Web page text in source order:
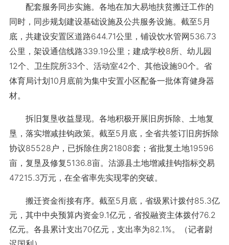
配套服务同步实施。各地在加大易地扶贫搬迁工作的
同时，同步规划建设基础设施及公共服务设施。截至5月
底，共建设安置区道路644.71公里，铺设饮水管网536.73
公里，架设通信线路339.19公里；建成学校8所、幼儿园
12个、卫生院所33个、活动室42个、其他设施90个。省
体育局计划10月底前为集中安置小区配备一批体育健身器
材。
拆旧复垦收益显现。各地积极开展旧房拆除、土地复
垦，落实增减挂钩政策。截至5月底，全省共签订旧房拆除
协议85528户，已拆除住房21808套；省批复土地19596
亩，复垦及修复5136.8亩。沽源县土地增减挂钩指标交易
47215.3万元，在全省率先实现零的突破。
搬迁资金衔接有序。截至5月底，省级累计拨付85.3亿
元，其中中央预算内资金9.1亿元，省投融资主体拨付76.2
亿元。各县累计支出70亿元，支出率为82.1%。（记者尉